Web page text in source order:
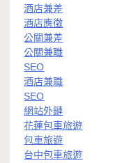
酒店兼差
酒店應徵
公關兼差
公關兼職
SEO
酒店兼職
SEO
網站外鏈
花蓮包車旅遊
包車旅遊
台中包車旅遊